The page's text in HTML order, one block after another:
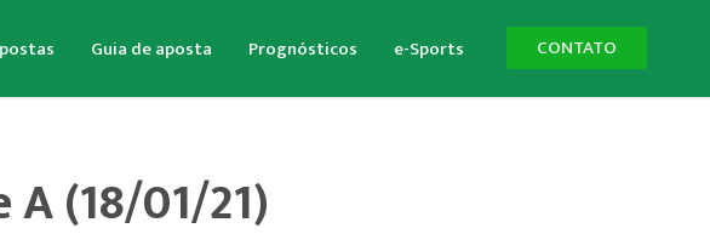
Guia de aposta Prognósticos e-Sports CONTATO
(18/01/21)